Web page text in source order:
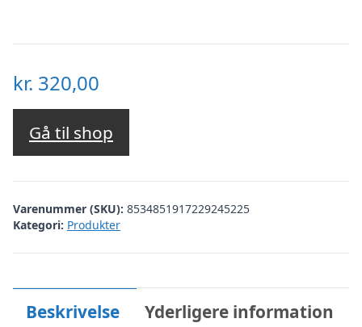
kr. 320,00
Gå til shop
Varenummer (SKU): 8534851917229245225
Kategori: Produkter
Beskrivelse Yderligere information